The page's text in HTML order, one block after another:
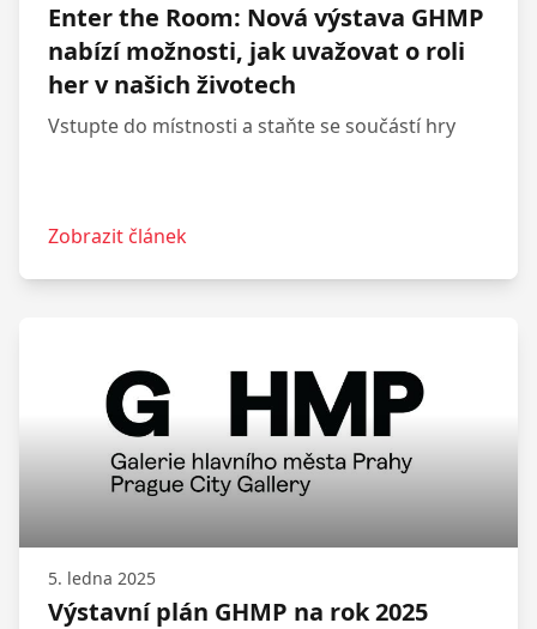
Enter the Room: Nová výstava GHMP
nabízí možnosti, jak uvažovat o roli
her v našich životech
Vstupte do místnosti a staňte se součástí hry
Zobrazit článek
5. ledna 2025
Výstavní plán GHMP na rok 2025